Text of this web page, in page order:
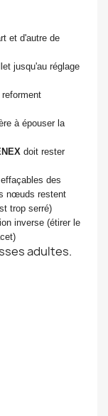
et d'autre de
jusqu'au réglage
à épouser la
doit rester
des
nœuds restent
trop serré)
inverse (étirer le
adultes.